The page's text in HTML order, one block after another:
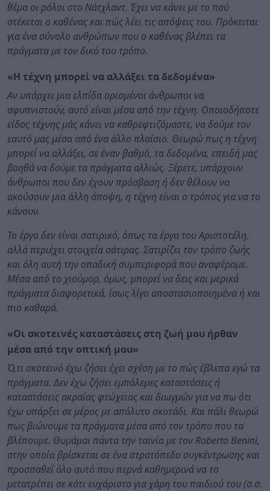
θέμα οι ρόλοι στο Νάτχλαντ. Έχει να κάνει με το πού
στέκεται ο καθένας και πώς λέει τις απόψεις του. Πρόκειται
για ένα σύνολο ανθρώπων που ο καθένας βλέπει τα
πράγματα με τον δικό του τρόπο.
«Η τέχνη μπορεί να αλλάξει τα δεδομένα»
Αν υπάρχει μια ελπίδα ορισμένοι άνθρωποι να
αφυπνιστούν, αυτό είναι μέσα από την τέχνη. Οποιοδήποτε
είδος τέχνης μάς κάνει να καθρεφτιζόμαστε, να δούμε τον
εαυτό μας μέσα από ένα άλλο πλαίσιο. Θεωρώ πως η τέχνη
μπορεί να αλλάξει, σε έναν βαθμό, τα δεδομένα, επειδή μας
βοηθά να δούμε τα πράγματα αλλιώς. Ξέρετε, υπάρχουν
άνθρωποι που δεν έχουν πρόσβαση ή δεν θέλουν να
ακούσουν μια άλλη άποψη, η τέχνη είναι ο τρόπος για να το
κάνουν.
Το έργο δεν είναι σατιρικό, όπως τα έργα του Αριστοτέλη,
αλλά περιέχει στοιχεία σάτιρας. Σατιρίζει τον τρόπο ζωής
και όλη αυτή την οπαδική συμπεριφορά που αναφέραμε.
Μέσα από το χιούμορ, όμως, μπορεί να δεις και μερικά
πράγματα διαφορετικά, ίσως λίγο αποστασιοποιημένα ή και
πιο καθαρά.
«Οι σκοτεινές καταστάσεις στη ζωή μου ήρθαν
μέσα από την οπτική μου»
Ό,τι σκοτεινό έχω ζήσει έχει σχέση με το πώς έβλεπα εγώ τα
πράγματα. Δεν έχω ζήσει εμπόλεμες καταστάσεις ή
καταστάσεις ακραίας φτώχειας και διωγμών για να πω ότι
έχω υπάρξει σε μέρος με απόλυτο σκοτάδι. Και πάλι θεωρώ
πως βιώνουμε τα πράγματα μέσα από τον τρόπο που τα
βλέπουμε. Θυμάμαι πάντα την ταινία με τον Roberto Benini,
στην οποία βρίσκεται σε ένα στρατόπεδο συγκέντρωσης και
προσπαθεί όλο αυτό που περνά καθημερινά να το
μετατρέπει σε κάτι ευχάριστο για χάρη του παιδιού του (σ.σ.